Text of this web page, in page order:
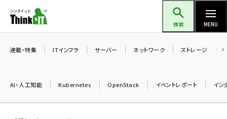
ン
ツ
検索 MENU
連載・特集 ITインフラ サーバー ネットワーク ストレージ
AI・人工知能 Kubernetes OpenStack イベントレポート イン